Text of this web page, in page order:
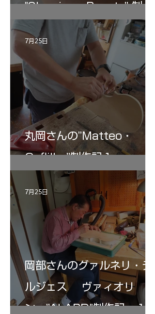
"Sleeping・Beauty” 制作
記 30
丸岡さんの”Matteo・
Gofliller”制作記１
7月25日
岡部さんのグァルネリ・デ
ルジェス ヴァィオリ
ン ”ALARD"制作記 １2
7月25日